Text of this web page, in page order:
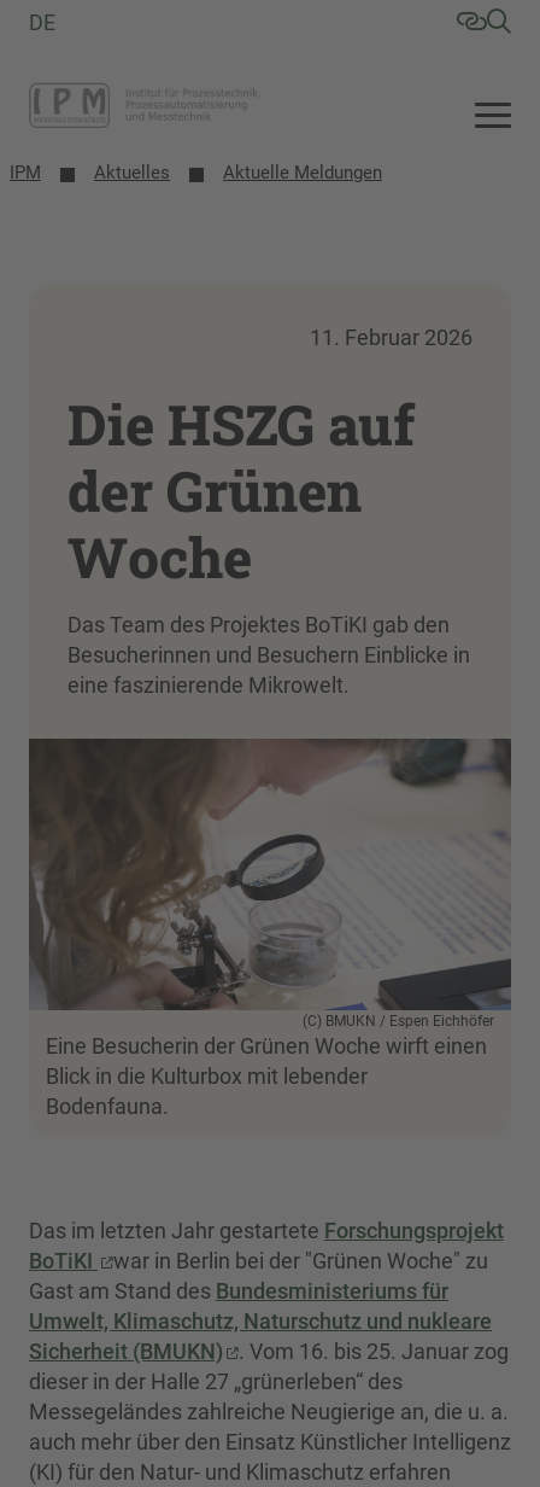
DE
IPM Aktuelles Aktuelle Meldungen
11. Februar 2026
Die HSZG auf
der Grünen
Woche
Das Team des Projektes BoTiKI gab den
Besucherinnen und Besuchern Einblicke in
eine faszinierende Mikrowelt.
(C) BMUKN / Espen Eichhöfer
Eine Besucherin der Grünen Woche wirft einen
Blick in die Kulturbox mit lebender
Bodenfauna.
Das im letzten Jahr gestartete Forschungsprojekt
BoTiKI
war in Berlin bei der "Grünen Woche" zu
Gast am Stand des Bundesministeriums für
Umwelt, Klimaschutz, Naturschutz und nukleare
Sicherheit (BMUKN)
. Vom 16. bis 25. Januar zog
dieser in der Halle 27 „grünerleben“ des
Messegeländes zahlreiche Neugierige an, die u. a.
auch mehr über den Einsatz Künstlicher Intelligenz
(KI) für den Natur- und Klimaschutz erfahren